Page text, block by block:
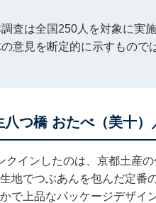
査は全国250人を対象に実
意見を断定的に示すもので
八つ橋 おたべ（美十）
クインしたのは、京都土産
地でつぶあんを包んだ定番
で上品なパッケージデザイ